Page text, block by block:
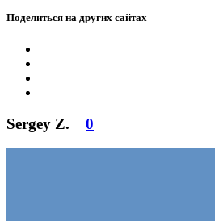
Поделиться на других сайтах
Sergey Z. 0